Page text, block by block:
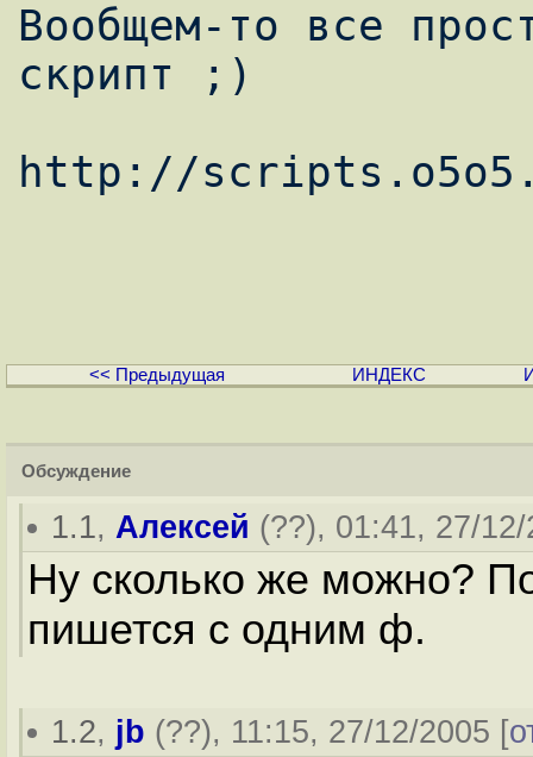
Вообщем-то все
скрипт ;)
http://
<< Предыдущая ИНДЕКС
Обсуждение
1.1, Алексей (??), 01:41, 27/
Ну сколько же можно?
пишется с одним ф.
1.2, jb (??), 11:15, 27/12/2005 [